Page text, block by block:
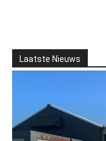
Laatste Nieuws